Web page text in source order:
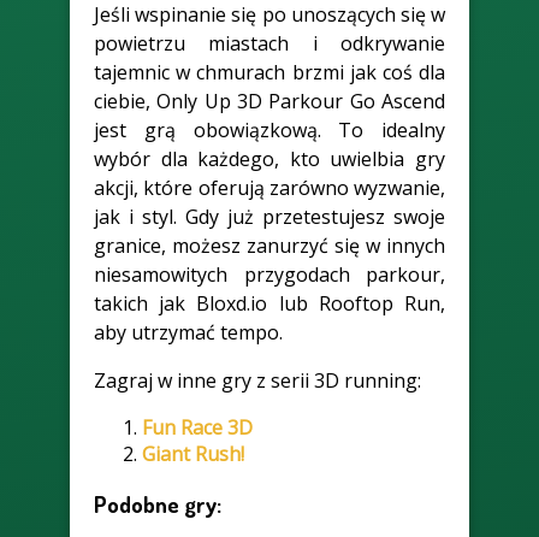
Jeśli wspinanie się po unoszących się w
powietrzu miastach i odkrywanie
tajemnic w chmurach brzmi jak coś dla
ciebie, Only Up 3D Parkour Go Ascend
jest grą obowiązkową. To idealny
wybór dla każdego, kto uwielbia gry
akcji, które oferują zarówno wyzwanie,
jak i styl. Gdy już przetestujesz swoje
granice, możesz zanurzyć się w innych
niesamowitych przygodach parkour,
takich jak Bloxd.io lub Rooftop Run,
aby utrzymać tempo.
Zagraj w inne gry z serii 3D running:
Fun Race 3D
Giant Rush!
Podobne gry: